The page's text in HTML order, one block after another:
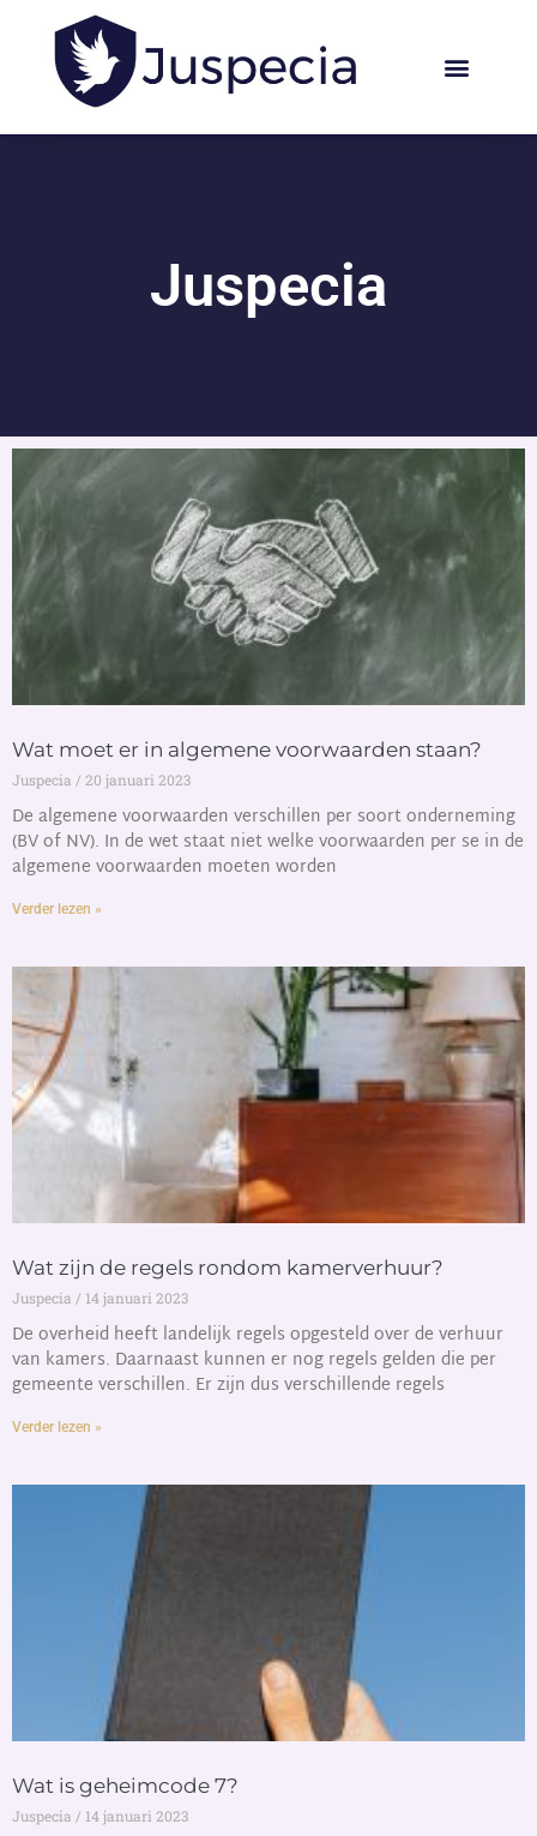
Juspecia
Wat moet er in algemene voorwaarden staan?
Juspecia 20 januari 2023
De algemene voorwaarden verschillen per soort onderneming
(BV of NV). In de wet staat niet welke voorwaarden per se in de
algemene voorwaarden moeten worden
Verder lezen »
Wat zijn de regels rondom kamerverhuur?
Juspecia 14 januari 2023
De overheid heeft landelijk regels opgesteld over de verhuur
van kamers. Daarnaast kunnen er nog regels gelden die per
gemeente verschillen. Er zijn dus verschillende regels
Verder lezen »
Wat is geheimcode 7?
Juspecia 14 januari 2023